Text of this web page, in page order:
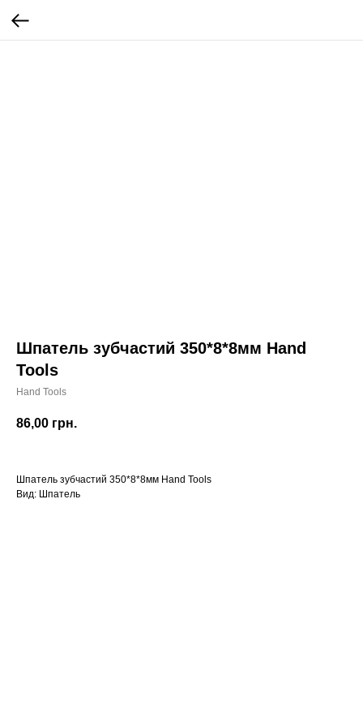
Шпатель зубчастий 350*8*8мм Hand
Tools
Hand Tools
86,00 грн.
Шпатель зубчастий 350*8*8мм Hand Tools
Вид: Шпатель